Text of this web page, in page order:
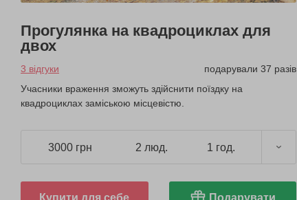
Прогулянка на квадроциклах для
двох
3 відгуки
подарували 37 разів
Учасники враження зможуть здійснити поїздку на
квадроциклах заміською місцевістю.
3000 грн 2 люд. 1 год.